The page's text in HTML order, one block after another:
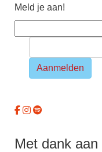
Meld je aan!
Aanmelden
Met dank aan